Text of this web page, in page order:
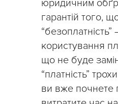
юридичним
гарантій того,
користування
що не буде
“платність”
ви вже почнете